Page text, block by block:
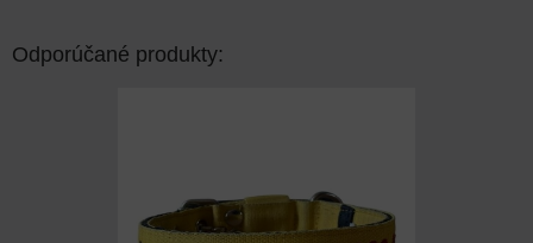
Odporúčané produkty: